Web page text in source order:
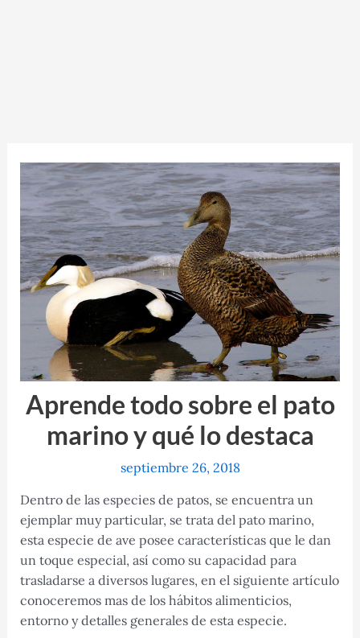
Aprende todo sobre el pato
marino y qué lo destaca
septiembre 26, 2018
Dentro de las especies de patos, se encuentra un
ejemplar muy particular, se trata del pato marino,
esta especie de ave posee características que le dan
un toque especial, así como su capacidad para
trasladarse a diversos lugares, en el siguiente artículo
conoceremos mas de los hábitos alimenticios,
entorno y detalles generales de esta especie.